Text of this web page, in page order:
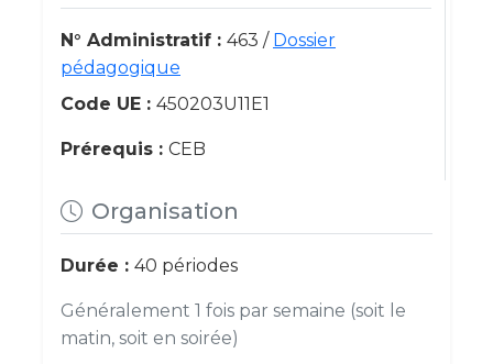
N° Administratif : 463 / Dossier
pédagogique
Code UE : 450203U11E1
Prérequis : CEB
Organisation
Durée : 40 périodes
Généralement 1 fois par semaine (soit le
matin, soit en soirée)